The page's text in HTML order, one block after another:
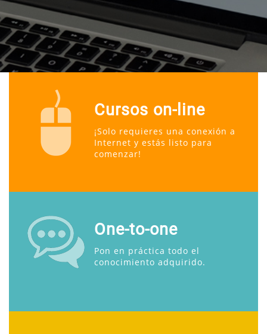
Cursos on-line
¡Solo requieres una conexión a
Internet y estás listo para
comenzar!
One-to-one
Pon en práctica todo el
conocimiento adquirido.